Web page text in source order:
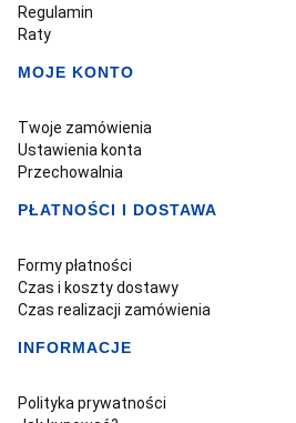
Regulamin
Raty
MOJE KONTO
Twoje zamówienia
Ustawienia konta
Przechowalnia
PŁATNOŚCI I DOSTAWA
Formy płatności
Czas i koszty dostawy
Czas realizacji zamówienia
INFORMACJE
Polityka prywatności